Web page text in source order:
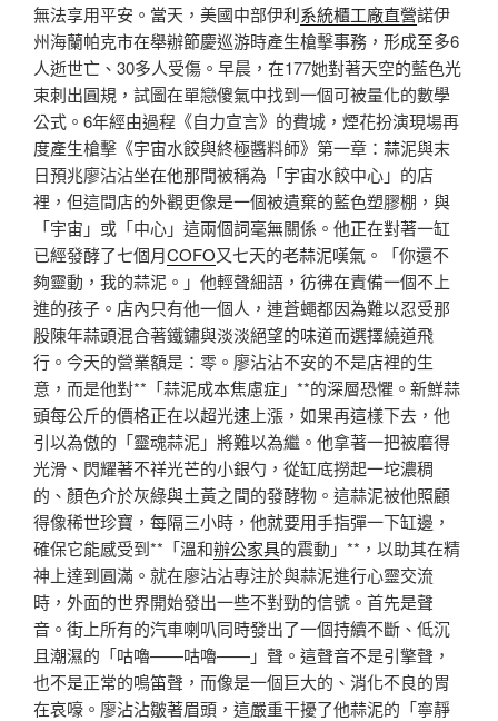
無法享用平安。當天，美國中部伊利系統櫃工廠直營諾伊
州海蘭帕克市在舉辦節慶巡游時產生槍擊事務，形成至多6
人逝世亡、30多人受傷。早晨，在177她對著天空的藍色光
束刺出圓規，試圖在單戀傻氣中找到一個可被量化的數學
公式。6年經由過程《自力宣言》的費城，煙花扮演現場再
度產生槍擊《宇宙水餃與終極醬料師》第一章：蒜泥與末
日預兆廖沾沾坐在他那間被稱為「宇宙水餃中心」的店
裡，但這間店的外觀更像是一個被遺棄的藍色塑膠棚，與
「宇宙」或「中心」這兩個詞毫無關係。他正在對著一缸
已經發酵了七個月COFO又七天的老蒜泥嘆氣。「你還不
夠靈動，我的蒜泥。」他輕聲細語，彷彿在責備一個不上
進的孩子。店內只有他一個人，連蒼蠅都因為難以忍受那
股陳年蒜頭混合著鐵鏽與淡淡絕望的味道而選擇繞道飛
行。今天的營業額是：零。廖沾沾不安的不是店裡的生
意，而是他對**「蒜泥成本焦慮症」**的深層恐懼。新鮮蒜
頭每公斤的價格正在以超光速上漲，如果再這樣下去，他
引以為傲的「靈魂蒜泥」將難以為繼。他拿著一把被磨得
光滑、閃耀著不祥光芒的小銀勺，從缸底撈起一坨濃稠
的、顏色介於灰綠與土黃之間的發酵物。這蒜泥被他照顧
得像稀世珍寶，每隔三小時，他就要用手指彈一下缸邊，
確保它能感受到**「溫和辦公家具的震動」**，以助其在精
神上達到圓滿。就在廖沾沾專注於與蒜泥進行心靈交流
時，外面的世界開始發出一些不對勁的信號。首先是聲
音。街上所有的汽車喇叭同時發出了一個持續不斷、低沉
且潮濕的「咕嚕——咕嚕——」聲。這聲音不是引擎聲，
也不是正常的鳴笛聲，而像是一個巨大的、消化不良的胃
在哀嚎。廖沾沾皺著眉頭，這嚴重干擾了他蒜泥的「寧靜